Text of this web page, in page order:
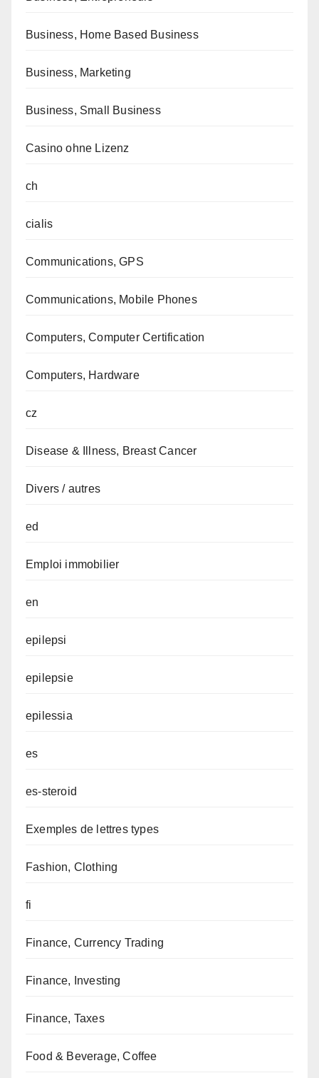
Business, Home Based Business
Business, Marketing
Business, Small Business
Casino ohne Lizenz
ch
cialis
Communications, GPS
Communications, Mobile Phones
Computers, Computer Certification
Computers, Hardware
cz
Disease & Illness, Breast Cancer
Divers / autres
ed
Emploi immobilier
en
epilepsi
epilepsie
epilessia
es
es-steroid
Exemples de lettres types
Fashion, Clothing
fi
Finance, Currency Trading
Finance, Investing
Finance, Taxes
Food & Beverage, Coffee